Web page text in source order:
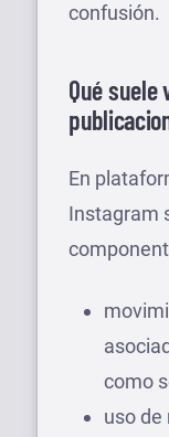
confusión.
Qué suele
En
Instagram
como
uso de